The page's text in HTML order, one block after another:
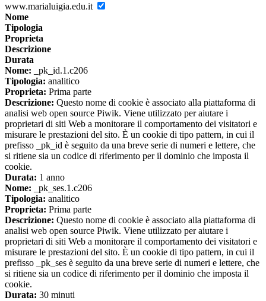
www.marialuigia.edu.it
Nome
Tipologia
Proprieta
Descrizione
Durata
Nome: _pk_id.1.c206
Tipologia: analitico
Proprieta: Prima parte
Descrizione: Questo nome di cookie è associato alla piattaforma di
analisi web open source Piwik. Viene utilizzato per aiutare i
proprietari di siti Web a monitorare il comportamento dei visitatori e
misurare le prestazioni del sito. È un cookie di tipo pattern, in cui il
prefisso _pk_id è seguito da una breve serie di numeri e lettere, che
si ritiene sia un codice di riferimento per il dominio che imposta il
cookie.
Durata: 1 anno
Nome: _pk_ses.1.c206
Tipologia: analitico
Proprieta: Prima parte
Descrizione: Questo nome di cookie è associato alla piattaforma di
analisi web open source Piwik. Viene utilizzato per aiutare i
proprietari di siti Web a monitorare il comportamento dei visitatori e
misurare le prestazioni del sito. È un cookie di tipo pattern, in cui il
prefisso _pk_ses è seguito da una breve serie di numeri e lettere, che
si ritiene sia un codice di riferimento per il dominio che imposta il
cookie.
Durata: 30 minuti